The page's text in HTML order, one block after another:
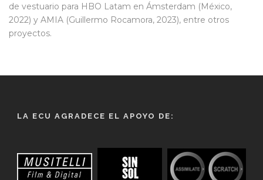
de vestuario para HBO Latam en Ámsterdam (México,
2022) y AMIA (Guillermo Rocamora, 2023), entre otros
proyectos.
LA ECU AGRADECE EL APOYO DE: